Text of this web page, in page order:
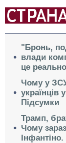
"Бронь,
влади
це
Чому у
українців
Підсумки
Трамп,
Чому
Інфантіно.